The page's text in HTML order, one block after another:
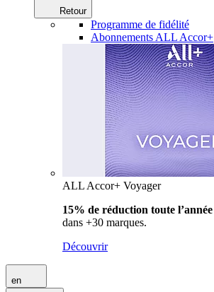
Retour
Programme de fidélité
Abonnements ALL Accor+
ALL Accor+ Voyager
15% de réduction toute l’année
dans +30 marques.
Découvrir
en